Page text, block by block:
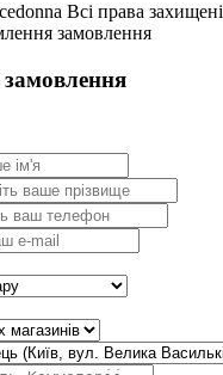
Всі права захищені
замовлення